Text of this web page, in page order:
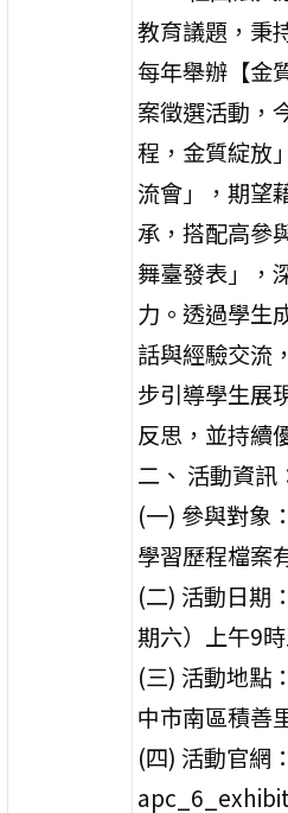
教育議題，秉
每年舉辦【金
案徵選活動，
程，金質綻放
流會」，期望
承，搭配高參
舞臺發表」，
力。透過學生
話與經驗交流
步引導學生展
反思，並持續
二、 活動資訊
(一) 參與對象
學習歷程檔案
(二) 活動日期
期六）上午9
(三) 活動地點
中市南區積善
(四) 活動官